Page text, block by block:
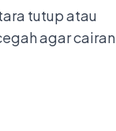
tutup atau
agar cairan